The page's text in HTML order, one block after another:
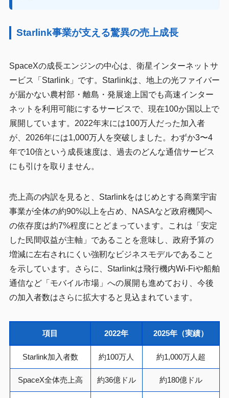
Starlink事業が支える驚異の売上成長
SpaceXの成長エンジンの中心は、衛星インターネットサ
ービス「Starlink」です。Starlinkは、地上の光ファイバー
が届かない農村部・離島・発展途上国でも高速インター
ネットを利用可能にするサービスで、現在100か国以上で
展開しています。2022年末には100万人だった加入者
が、2026年には1,000万人を突破しました。わずか3〜4
年で10倍という成長速度は、過去のどんな通信サービス
にも引けを取りません。
売上高の内訳を見ると、Starlinkをはじめとする商業宇宙
事業が全体の約90%以上を占め、NASAなど政府機関へ
の依存度は約7%程度にとどまっています。これは「安定
した民間収益が主軸」であることを意味し、政府予算の
増減に左右されにくい強靭なビジネスモデルであること
を示しています。さらに、Starlinkは飛行機内Wi-Fiや船舶
通信など「モバイル市場」への展開も進めており、今後
の加入者数はさらに拡大すると見込まれています。
項目 2022年 2025年（実績）
Starlink加入者数 約100万人 約1,000万人超
SpaceX全体売上高 約36億ドル 約180億ドル